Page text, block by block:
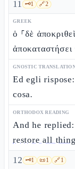
11 🗝️1 🔗2
GREEK
ὁ ⸀δὲ
ἀποκαταστήσει
GNOSTIC
Ed egli
cosa.
ORTHODOX READING
And he
restore all
12 🗝️1 📜1 🔗1